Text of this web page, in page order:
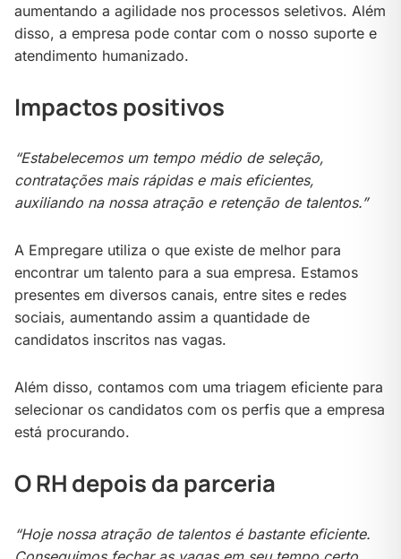
aumentando a agilidade nos processos seletivos. Além
disso, a empresa pode contar com o nosso suporte e
atendimento humanizado.
Impactos positivos
“Estabelecemos um tempo médio de seleção,
contratações mais rápidas e mais eficientes,
auxiliando na nossa atração e retenção de talentos.”
A Empregare utiliza o que existe de melhor para
encontrar um talento para a sua empresa. Estamos
presentes em diversos canais, entre sites e redes
sociais, aumentando assim a quantidade de
candidatos inscritos nas vagas.
Além disso, contamos com uma triagem eficiente para
selecionar os candidatos com os perfis que a empresa
está procurando.
O RH depois da parceria
“Hoje nossa atração de talentos é bastante eficiente.